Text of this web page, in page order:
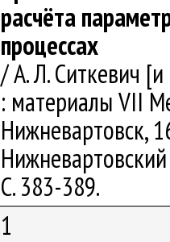
расчёта
процессах
/ А. Л. Ситкевич
: материалы VII
Нижневартовск,
С. 383-389.
1